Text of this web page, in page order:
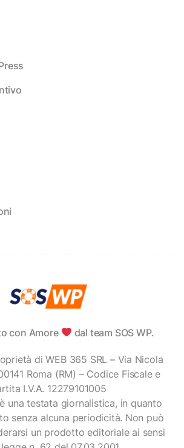
con Amore dal team SOS WP.
di WEB 365 SRL – Via Nicola
Roma (RM) – Codice Fiscale e
I.V.A. 12279101005
una testata giornalistica, in quanto
senza alcuna periodicità. Non può
un prodotto editoriale ai sensi